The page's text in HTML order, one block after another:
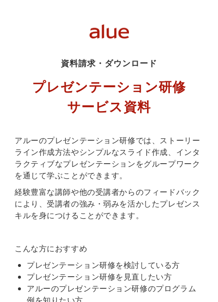
資料請求・ダウンロード
プレゼンテーション研修
サービス資料
アルーのプレゼンテーション研修では、ストーリー
ライン作成方法やシンプルなスライド作成、インタ
ラクティブなプレゼンテーションをグループワーク
を通じて学ぶことができます。
経験豊富な講師や他の受講者からのフィードバック
により、受講者の強み・弱みを活かしたプレゼンス
キルを身につけることができます。
こんな方におすすめ
プレゼンテーション研修を検討している方
プレゼンテーション研修を見直したい方
アルーのプレゼンテーション研修のプログラム